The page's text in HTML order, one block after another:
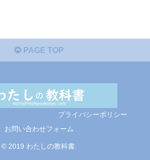
PAGE TOP
プライバシーポリシー
お問い合わせフォーム
© 2019 わたしの教科書.